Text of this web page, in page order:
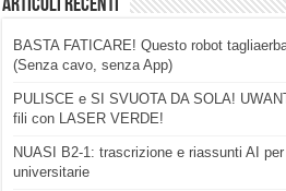
Articoli Recenti
BASTA FATICARE! Questo robot
(Senza cavo, senza App)
PULISCE e SI SVUOTA DA SOLA!
fili con LASER VERDE!
NUASI B2-1: trascrizione e riassunti AI
universitarie